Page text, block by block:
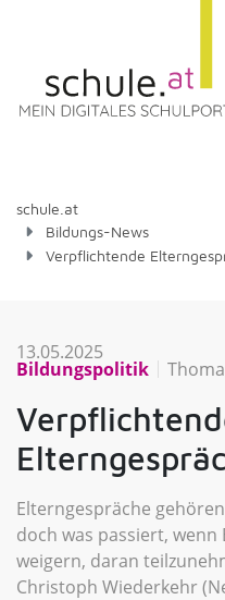
schule.at
Bildungs-News
Verpflichtende
13.05.2025
Bildungspolitik
Elterngespräche
doch was passiert,
weigern, daran
Christoph Wiederkehr